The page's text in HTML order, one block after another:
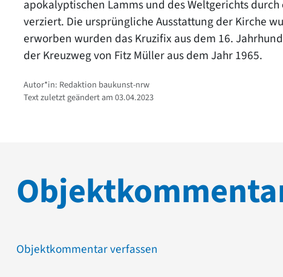
apokalyptischen Lamms und des Weltgerichts
verziert. Die ursprüngliche Ausstattung der Kirche
erworben wurden das Kruzifix aus dem 16.
der Kreuzweg von Fitz Müller aus dem Jahr 1965.
Autor*in: Redaktion baukunst-nrw
Text zuletzt geändert am 03.04.2023
Objektkommentar verfassen